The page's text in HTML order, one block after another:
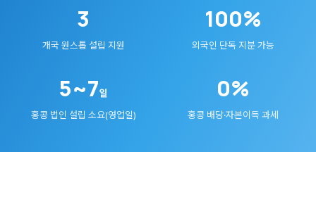
3
개국 원스톱 설립 지원
100%
외국인 단독 지분 가능
5~7일
홍콩 법인 설립 소요(영업일)
0%
홍콩 배당·자본이득 과세